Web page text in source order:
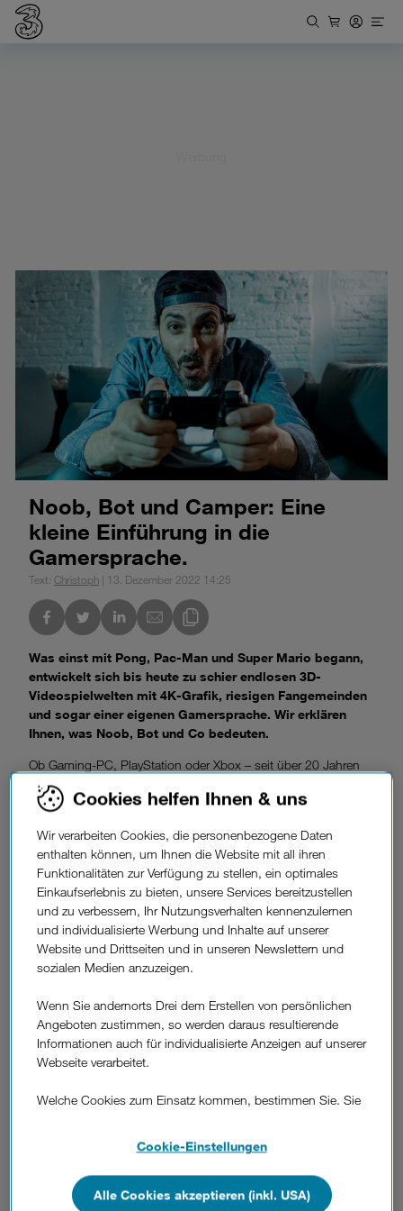
Noob, Bot und Camper: Eine
kleine Einführung in die
Gamersprache.
Text: Christoph | 13. Dezember 2022 14:25
Link des Blogs kopieren
Was einst mit Pong, Pac-Man und Super Mario begann,
entwickelt sich bis heute zu schier endlosen 3D-
Videospielwelten mit 4K-Grafik, riesigen Fangemeinden
und sogar einer eigenen Gamersprache. Wir erklären
Ihnen, was Noob, Bot und Co bedeuten.
Ob Gaming-PC, PlayStation oder Xbox – seit über 20 Jahren
sind Videospiele kaum mehr aus den Kinder- und
Wohnzimmern wegzudenken. Und mit ihnen entstand nicht
der Sprache. Damit auch Sie in Zukunft bei angeregten Gamer-
Diskussionen mitreden können und nicht wie ein völliger
„Noob“ wirken, geben wir Ihnen eine kleine Einführung in die
Gamersprache.
Glitch, Bug und Lag: der
Alptraum eines jeden
Videospiele sind bekanntlich nur programmierte Software.
Dahinter stecken also bei aller Realitätsnähe und Ausgefeiltheit
am Ende „nur” Daten und Codezeilen. Dass sich da manch ein
Fehlerzeigen sich in Videospielen auf verschiedenste Weisen
des Spiels unmöglichwerden,die Spielwelt sieht
seltsames Verhaltenan den Tag. Solche Fehler werden unter
Gamern gemeinhin „Glitches” oder „Bugs” genannt.
Cookies helfen Ihnen & uns
Wir verarbeiten Cookies, die personenbezogene Daten
enthalten können, um Ihnen die Website mit all ihren
Funktionalitäten zur Verfügung zu stellen, ein optimales
Einkaufserlebnis zu bieten, unsere Services bereitzustellen
und zu verbessern, Ihr Nutzungsverhalten kennenzulernen
und individualisierte Werbung und Inhalte auf unserer
Website und Drittseiten und in unseren Newslettern und
sozialen Medien anzuzeigen.
Wenn Sie andernorts Drei dem Erstellen von persönlichen
Angeboten zustimmen, so werden daraus resultierende
Informationen auch für individualisierte Anzeigen auf unserer
Webseite verarbeitet.
Welche Cookies zum Einsatz kommen, bestimmen Sie. Sie
Details und alle Optionen finden Sie unter „Cookie-
Wenn Sie allen Cookies zustimmen, werden auch Cookies
Cookie-Einstellungen
Alle Cookies akzeptieren (inkl. USA)